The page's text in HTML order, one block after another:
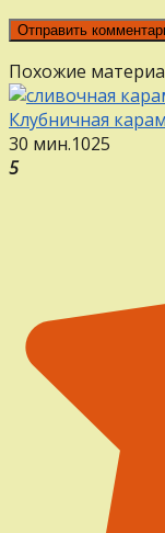
Похожие
Клубничная
30 мин.1025
5